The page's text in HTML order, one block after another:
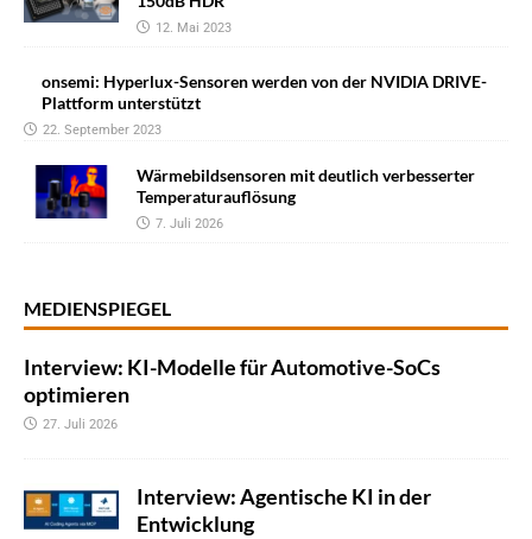
12. Mai 2023
onsemi: Hyperlux-Sensoren werden von der NVIDIA DRIVE-
Plattform unterstützt
22. September 2023
Wärmebildsensoren mit deutlich verbesserter
Temperaturauflösung
7. Juli 2026
MEDIENSPIEGEL
Interview: KI-Modelle für Automotive-SoCs
optimieren
27. Juli 2026
Interview: Agentische KI in der
Entwicklung